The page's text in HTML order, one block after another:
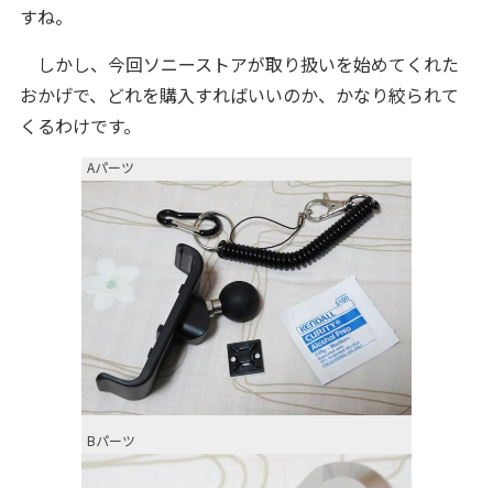
すね。
しかし、今回ソニーストアが取り扱いを始めてくれた
おかげで、どれを購入すればいいのか、かなり絞られて
くるわけです。
Aパーツ
Bパーツ